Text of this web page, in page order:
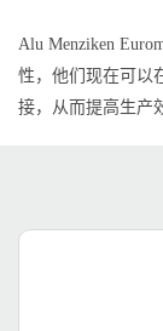
Alu Menziken
性，他们现在可以
接，从而提高生产